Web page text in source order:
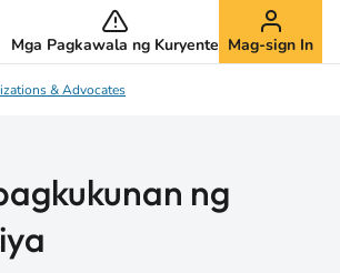
Mga Pagkawala ng Kuryente Mag-sign In
& Advocates
ng